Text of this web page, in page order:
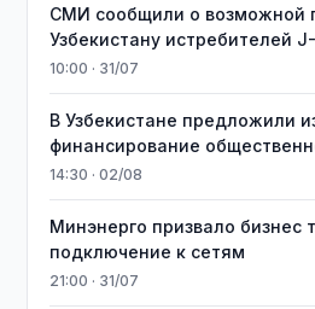
СМИ сообщили о возможной
Узбекистану истребителей J-
10:00 · 31/07
В Узбекистане предложили
финансирование
14:30 · 02/08
Минэнерго призвало бизнес
подключение к сетям
21:00 · 31/07